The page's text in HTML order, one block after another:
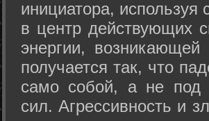
инициатора,
в центр действующих
энергии, возникающей
получается так, что
само собой, а не под
сил. Агрессивность и